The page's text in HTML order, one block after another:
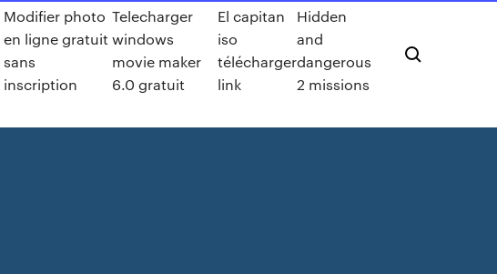
Modifier photo
en ligne gratuit
sans
inscription
Telecharger
windows
movie maker
6.0 gratuit
El capitan
iso
télécharger
link
Hidden
and
dangerous
2 missions